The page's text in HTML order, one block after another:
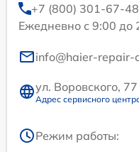
+7 (800) 301-67-48
Ежедневно с 9:00 до
info@haier-repair-
ул. Воровского, 77
Адрес сервисного
Режим работы: